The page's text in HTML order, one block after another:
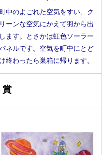
中のよごれた空気をすい、ク
リーンな空気にかえて羽から出
します。とさかは虹色ソーラー
ネルです。空気を町中にとど
け終わったら巣箱に帰ります。